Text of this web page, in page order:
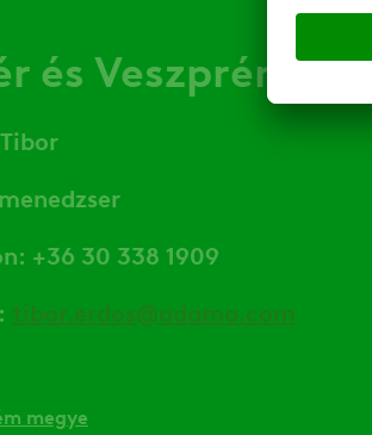
és Veszprém
+36 30 338 1909
tibor.erdos@adama.com
megye